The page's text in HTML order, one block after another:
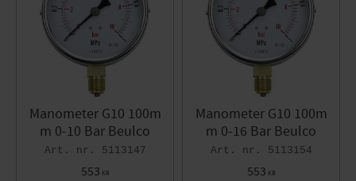
Manometer G10 100m
m 0-10 Bar Beulco
5113147
553 KR
Manometer G10 100m
m 0-16 Bar Beulco
5113154
553 KR